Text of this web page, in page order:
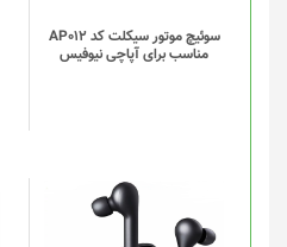
سوئیچ موتور سیکلت کد AP012
مناسب برای آپاچی نیوفیس
این